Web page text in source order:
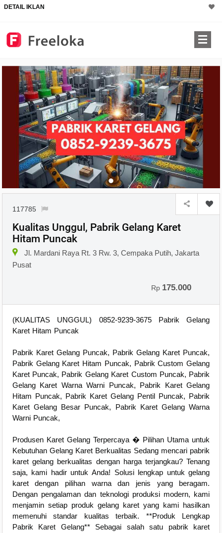
DETAIL IKLAN
117785
Kualitas Unggul, Pabrik Gelang Karet
Hitam Puncak
Jl. Mardani Raya Rt. 3 Rw. 3, Cempaka Putih, Jakarta
Pusat
Rp 175.000
(KUALITAS UNGGUL) 0852-9239-3675 Pabrik Gelang
Karet Hitam Puncak
Pabrik Karet Gelang Puncak, Pabrik Gelang Karet Puncak,
Pabrik Gelang Karet Hitam Puncak, Pabrik Custom Gelang
Karet Puncak, Pabrik Gelang Karet Custom Puncak, Pabrik
Gelang Karet Warna Warni Puncak, Pabrik Karet Gelang
Hitam Puncak, Pabrik Karet Gelang Pentil Puncak, Pabrik
Karet Gelang Besar Puncak, Pabrik Karet Gelang Warna
Warni Puncak,
Produsen Karet Gelang Terpercaya � Pilihan Utama untuk
Kebutuhan Gelang Karet Berkualitas Sedang mencari pabrik
karet gelang berkualitas dengan harga terjangkau? Tenang
saja, kami hadir untuk Anda! Solusi lengkap untuk gelang
karet dengan pilihan warna dan jenis yang beragam.
Dengan pengalaman dan teknologi produksi modern, kami
menjamin setiap produk gelang karet yang kami hasilkan
memenuhi standar kualitas terbaik. **Produk Lengkap
Pabrik Karet Gelang** Sebagai salah satu pabrik karet